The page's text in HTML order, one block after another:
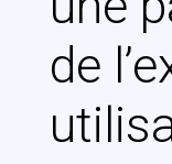
de